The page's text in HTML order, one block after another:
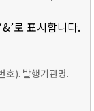
로 표시합니다.
호). 발행기관명.